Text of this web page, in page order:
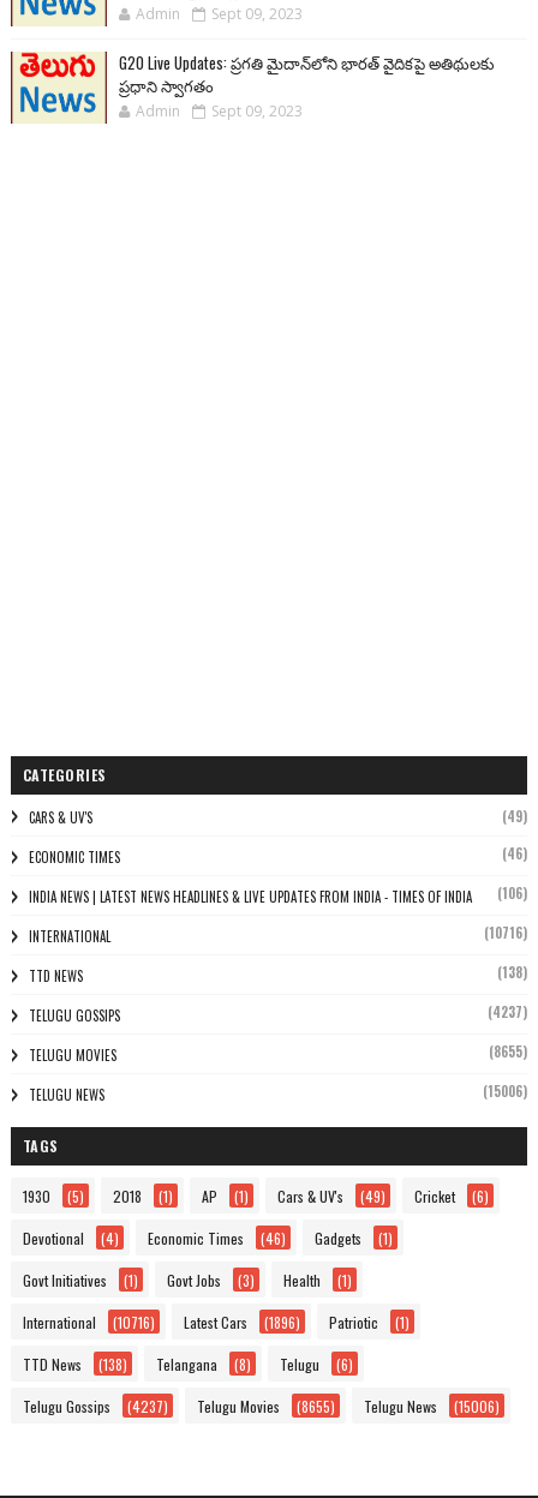
Admin Sept 09, 2023
G20 Live Updates: ప్రగతి మైదాన్‌లోని భారత్ వైదికపై అతిథులకు
ప్రధాని స్వాగతం
Admin Sept 09, 2023
CATEGORIES
CARS & UV'S (49)
ECONOMIC TIMES (46)
INDIA NEWS | LATEST NEWS HEADLINES & LIVE UPDATES FROM INDIA - TIMES OF INDIA (106)
INTERNATIONAL (10716)
TTD NEWS (138)
TELUGU GOSSIPS (4237)
TELUGU MOVIES (8655)
TELUGU NEWS (15006)
TAGS
1930 (5) 2018 (1) AP (1) Cars & UV's (49) Cricket (6)
Devotional (4) Economic Times (46) Gadgets (1)
Govt Initiatives (1) Govt Jobs (3) Health (1)
International (10716) Latest Cars (1896) Patriotic (1)
TTD News (138) Telangana (8) Telugu (6)
Telugu Gossips (4237) Telugu Movies (8655) Telugu News (15006)